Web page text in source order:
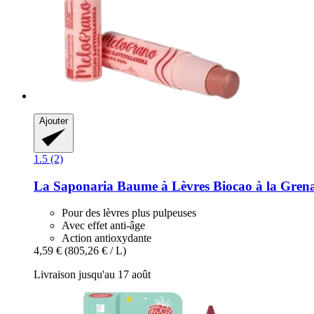
Ajouter
1.5 (2)
La Saponaria Baume à Lèvres Biocao à la
Pour des lèvres plus pulpeuses
Avec effet anti-âge
Action antioxydante
4,59 € (805,26 € / L)
Livraison jusqu'au 17 août